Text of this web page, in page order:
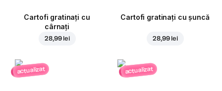
Cartofi gratinați cu
cârnați
28,99 lei
Cartofi gratinați cu șuncă
28,99 lei
actualizat actualizat